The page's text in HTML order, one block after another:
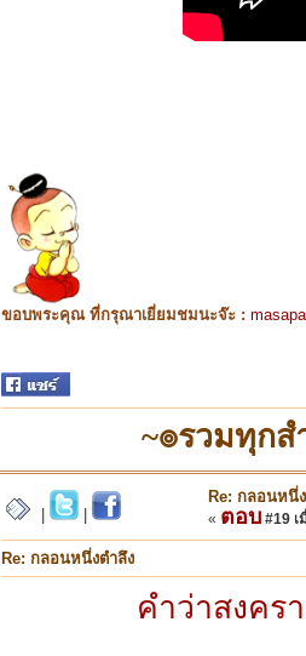
ขอบพระคุณ ที่กรุณาเยี่ยมชมนะจ๊ะ :
~๏รวมทุก
Re: กลอนหนึ่
« ตอบ #19 เ
Re: กลอนหนึ่งตำลึง
คำว่าสงคร